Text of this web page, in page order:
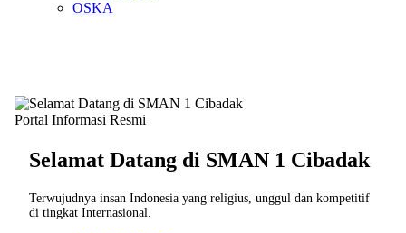
OSKA
Portal Informasi Resmi
Selamat Datang di SMAN 1 Cibadak
Terwujudnya insan Indonesia yang religius, unggul dan kompetitif
di tingkat Internasional.